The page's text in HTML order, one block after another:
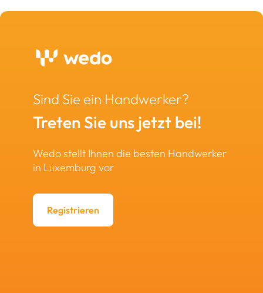
Sind Sie ein Handwerker?
Treten Sie uns jetzt bei!
Wedo stellt Ihnen die besten Handwerker
in Luxemburg vor
Registrieren